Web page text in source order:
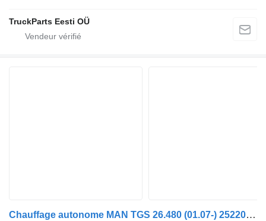
TruckParts Eesti OÜ
Chauffage autonome MAN TGS 26.480 (01.07-) 252201800100 pour tracteur routier MAN TGL, TGM, TGS, TGX (2005-2021)